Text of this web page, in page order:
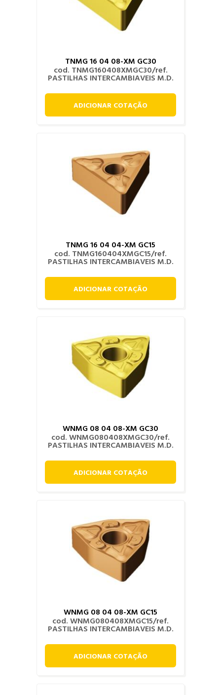
TNMG 16 04 08-XM GC30
cod. TNMG160408XMGC30/ref.
PASTILHAS INTERCAMBIAVEIS M.D.
ADICIONAR COTAÇÃO
TNMG 16 04 04-XM GC15
cod. TNMG160404XMGC15/ref.
PASTILHAS INTERCAMBIAVEIS M.D.
ADICIONAR COTAÇÃO
WNMG 08 04 08-XM GC30
cod. WNMG080408XMGC30/ref.
PASTILHAS INTERCAMBIAVEIS M.D.
ADICIONAR COTAÇÃO
WNMG 08 04 08-XM GC15
cod. WNMG080408XMGC15/ref.
PASTILHAS INTERCAMBIAVEIS M.D.
ADICIONAR COTAÇÃO